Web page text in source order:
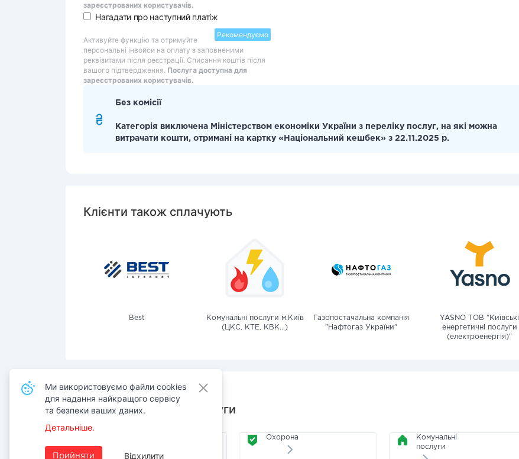
зареєстрованих користувачів.
Нагадати про наступний платіж
Рекомендуємо
Активуйте функцію та отримуйте
персональні інвойси на оплату з заповненими
реквізитами після реєстрації. Списання коштів після
вашого підтвердження. Послуга доступна для
зареєстрованих користувачів.
Без комісії
Категорія виключена Міністерством економіки України з переліку послуг, на які можна
витрачати кошти, отримані на картку «Національний кешбек» з 22.11.2025 р.
Клієнти також сплачують
Best
Комунальні послуги м.Київ
(ЦКС, КТЕ, КВК...)
Газопостачальна компанія
"Нафтогаз України"
YASNO ТОВ "Київські
енергетичні послуги
(електроенергія)"
Також сплачують послуги
Охорона
Комунальні
послуги
Ми використовуємо файли cookies
для надання найкращого сервісу
та безпеки ваших даних.
Детальніше.
Прийняти Відхилити